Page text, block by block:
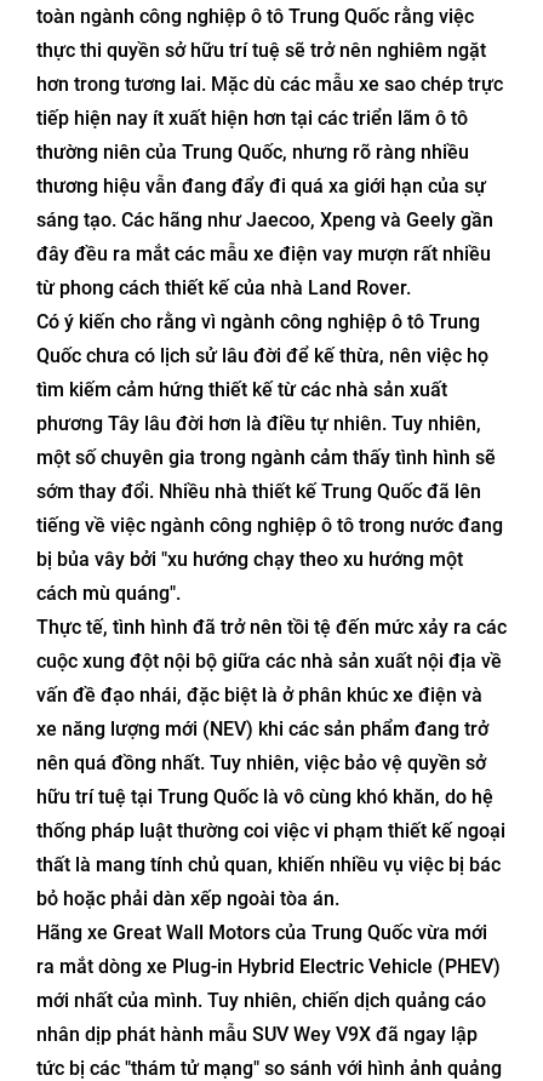
toàn ngành công nghiệp ô tô Trung Quốc rằng việc
thực thi quyền sở hữu trí tuệ sẽ trở nên nghiêm ngặt
hơn trong tương lai. Mặc dù các mẫu xe sao chép trực
tiếp hiện nay ít xuất hiện hơn tại các triển lãm ô tô
thường niên của Trung Quốc, nhưng rõ ràng nhiều
thương hiệu vẫn đang đẩy đi quá xa giới hạn của sự
sáng tạo. Các hãng như Jaecoo, Xpeng và Geely gần
đây đều ra mắt các mẫu xe điện vay mượn rất nhiều
từ phong cách thiết kế của nhà Land Rover.
Có ý kiến cho rằng vì ngành công nghiệp ô tô Trung
Quốc chưa có lịch sử lâu đời để kế thừa, nên việc họ
tìm kiếm cảm hứng thiết kế từ các nhà sản xuất
phương Tây lâu đời hơn là điều tự nhiên. Tuy nhiên,
một số chuyên gia trong ngành cảm thấy tình hình sẽ
sớm thay đổi. Nhiều nhà thiết kế Trung Quốc đã lên
tiếng về việc ngành công nghiệp ô tô trong nước đang
bị bủa vây bởi "xu hướng chạy theo xu hướng một
cách mù quáng".
Thực tế, tình hình đã trở nên tồi tệ đến mức xảy ra các
cuộc xung đột nội bộ giữa các nhà sản xuất nội địa về
vấn đề đạo nhái, đặc biệt là ở phân khúc xe điện và
xe năng lượng mới (NEV) khi các sản phẩm đang trở
nên quá đồng nhất. Tuy nhiên, việc bảo vệ quyền sở
hữu trí tuệ tại Trung Quốc là vô cùng khó khăn, do hệ
thống pháp luật thường coi việc vi phạm thiết kế ngoại
thất là mang tính chủ quan, khiến nhiều vụ việc bị bác
bỏ hoặc phải dàn xếp ngoài tòa án.
Hãng xe Great Wall Motors của Trung Quốc vừa mới
ra mắt dòng xe Plug-in Hybrid Electric Vehicle (PHEV)
mới nhất của mình. Tuy nhiên, chiến dịch quảng cáo
nhân dịp phát hành mẫu SUV Wey V9X đã ngay lập
tức bị các "thám tử mạng" so sánh với hình ảnh quảng